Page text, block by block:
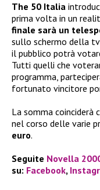
The 50 Italia
prima volta in un
finale sarà un
sullo schermo della
il pubblico potrà
Tutti quelli che
programma,
fortunato vincitore
La somma coinciderà
nel corso delle varie
euro.
Seguite Novella
su: Facebook,